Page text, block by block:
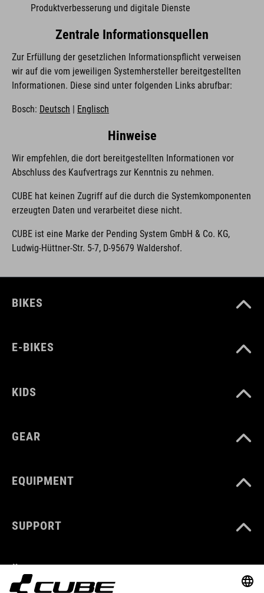
Produktverbesserung und digitale Dienste
Zentrale Informationsquellen
Zur Erfüllung der gesetzlichen Informationspflicht verweisen
wir auf die vom jeweiligen Systemhersteller bereitgestellten
Informationen. Diese sind unter folgenden Links abrufbar:
Bosch: Deutsch | Englisch
Hinweise
Wir empfehlen, die dort bereitgestellten Informationen vor
Abschluss des Kaufvertrags zur Kenntnis zu nehmen.
CUBE hat keinen Zugriff auf die durch die Systemkomponenten
erzeugten Daten und verarbeitet diese nicht.
CUBE ist eine Marke der Pending System GmbH & Co. KG,
Ludwig-Hüttner-Str. 5-7, D-95679 Waldershof.
BIKES
E-BIKES
KIDS
GEAR
EQUIPMENT
SUPPORT